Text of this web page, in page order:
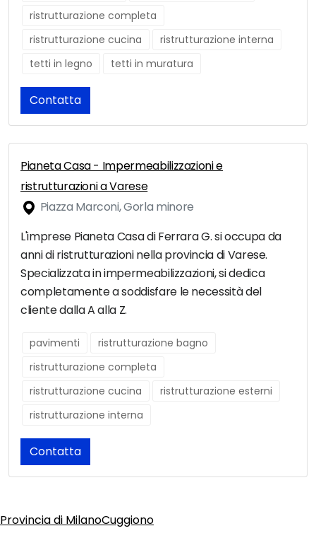
ristrutturazione completa
ristrutturazione cucina
ristrutturazione interna
tetti in legno
tetti in muratura
Contatta
Pianeta Casa - Impermeabilizzazioni e
ristrutturazioni a Varese
Piazza Marconi, Gorla minore
L'imprese Pianeta Casa di Ferrara G. si occupa da
anni di ristrutturazioni nella provincia di Varese.
Specializzata in impermeabilizzazioni, si dedica
completamente a soddisfare le necessità del
cliente dalla A alla Z.
pavimenti
ristrutturazione bagno
ristrutturazione completa
ristrutturazione cucina
ristrutturazione esterni
ristrutturazione interna
Contatta
Provincia di MilanoCuggiono